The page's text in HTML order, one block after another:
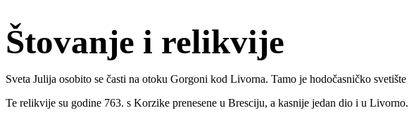
Štovanje i relikvije
Sveta Julija osobito se časti na otoku Gorgoni kod Livorna. Tamo je hodočasničko
Te relikvije su godine 763. s Korzike prenesene u Bresciju, a kasnije jedan dio i u Livorno.